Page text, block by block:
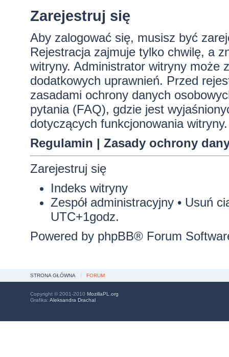
Zarejestruj się
Aby zalogować się, musisz być
Rejestracja zajmuje tylko chwilę, a
witryny. Administrator witryny może
dodatkowych uprawnień. Przed
zasadami ochrony danych
pytania (FAQ), gdzie jest
dotyczących funkcjonowania witryny.
Regulamin | Zasady ochrony
Zarejestruj się
Indeks witryny
Zespół administracyjny• Usuń
UTC+1godz.
Powered by phpBB® Forum
STRONA GŁÓWNA FORUM
Copyright © 2001-2010 MozillaPL.org
Grafika: Aleksandra Drachal